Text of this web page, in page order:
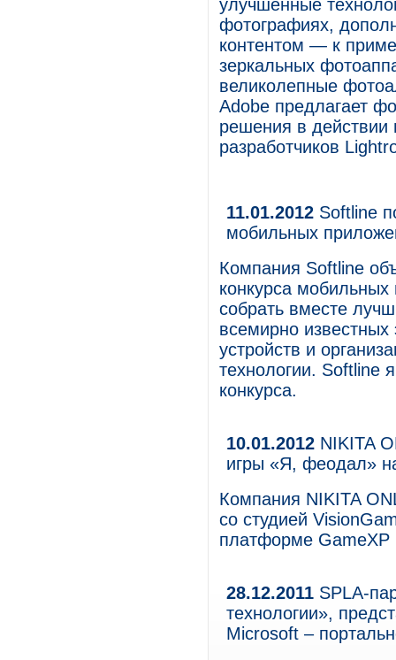
улучшенные
фотографиях,
контентом — к
зеркальных
великолепные
Adobe предлагает
решения в действии
разработчиков
11.01.2012 Softline
мобильных
Компания Softline
конкурса
собрать вместе
всемирно
устройств и
технологии. Softline
конкурса.
10.01.2012 NIKITA
игры «Я, феодал»
Компания NIKITA
со студией
платформе GameXP
28.12.2011 SPLA-
технологии»,
Microsoft –